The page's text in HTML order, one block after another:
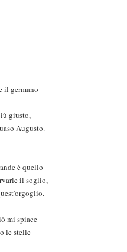
il germano
giusto,
Augusto.
è quello
il soglio,
mi spiace
le stelle